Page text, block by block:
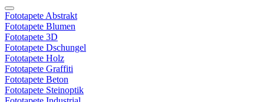
Fototapete Abstrakt
Fototapete Blumen
Fototapete 3D
Fototapete Dschungel
Fototapete Holz
Fototapete Graffiti
Fototapete Beton
Fototapete Steinoptik